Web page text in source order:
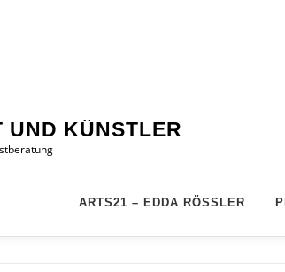
UND KÜNSTLER
ARTS21 – EDDA RÖSSLER